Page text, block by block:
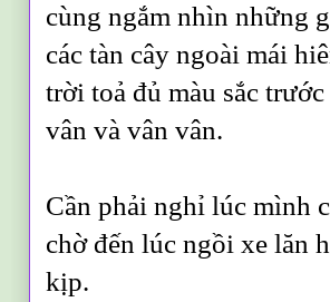
cùng ngắm nhìn những
các tàn cây ngoài mái
trời toả đủ màu sắc
vân và vân vân.
Cần phải nghỉ lúc mình
chờ đến lúc ngồi xe lăn
kịp.